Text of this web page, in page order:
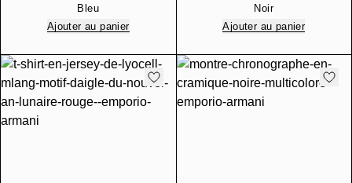
CAPSULE DENIM
Bleu
Ajouter au panier
Noir
Ajouter au panier